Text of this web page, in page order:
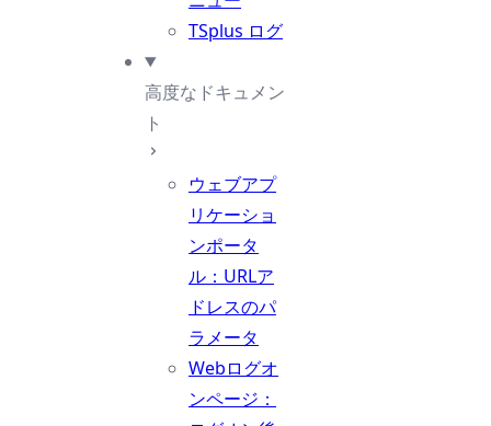
TSplus ログ
高度なドキュメン
ト
ウェブアプ
リケーショ
ンポータ
ル：URLア
ドレスのパ
ラメータ
Webログオ
ンページ：